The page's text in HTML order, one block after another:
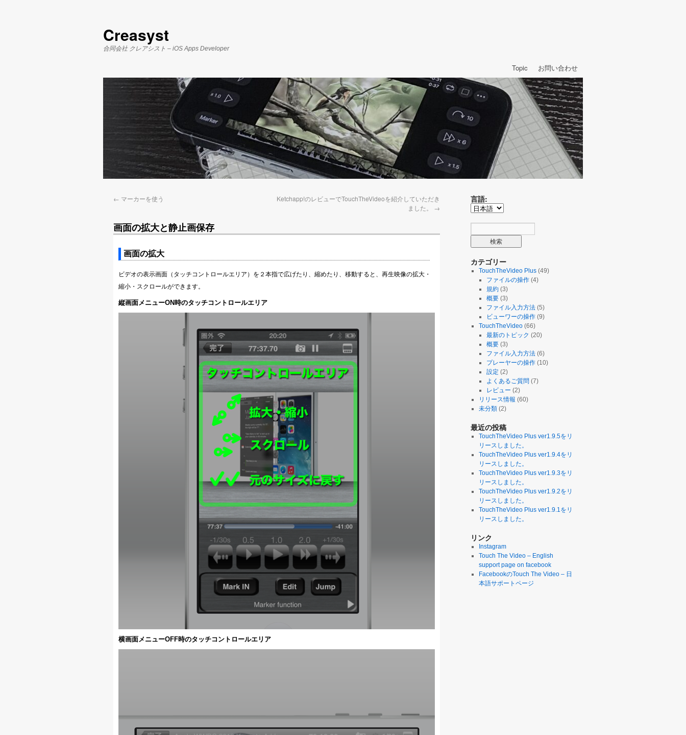
Creasyst
合同会社 クレアシスト – iOS Apps Developer
お問い合わせ
Topic
← マーカーを使う
Ketchapp!のレビューでTouchTheVideoを紹介していただき
ました。 →
画面の拡大と静止画保存
画面の拡大
ビデオの表示画面（タッチコントロールエリア）を２本指で広げたり、縮めたり、移動すると、再生映像の拡大・
縮小・スクロールができます。
縦画面メニューON時のタッチコントロールエリア
横画面メニューOFF時のタッチコントロールエリア
言語:
カテゴリー
TouchTheVideo Plus(49)
ファイルの操作 (4)
規約 (3)
概要 (3)
ファイル入力方法 (5)
ビューワーの操作 (9)
TouchTheVideo(66)
最新のトピック (20)
概要 (3)
ファイル入力方法 (6)
プレーヤーの操作 (10)
設定 (2)
よくあるご質問 (7)
レビュー (2)
リリース情報 (60)
未分類(2)
最近の投稿
TouchTheVideo Plus ver1.9.5をリ
リースしました。
TouchTheVideo Plus ver1.9.4をリ
リースしました。
TouchTheVideo Plus ver1.9.3をリ
リースしました。
TouchTheVideo Plus ver1.9.2をリ
リースしました。
TouchTheVideo Plus ver1.9.1をリ
リースしました。
リンク
Instagram
Touch The Video – English
support page on facebook
FacebookのTouch The Video – 日
本語サポートページ